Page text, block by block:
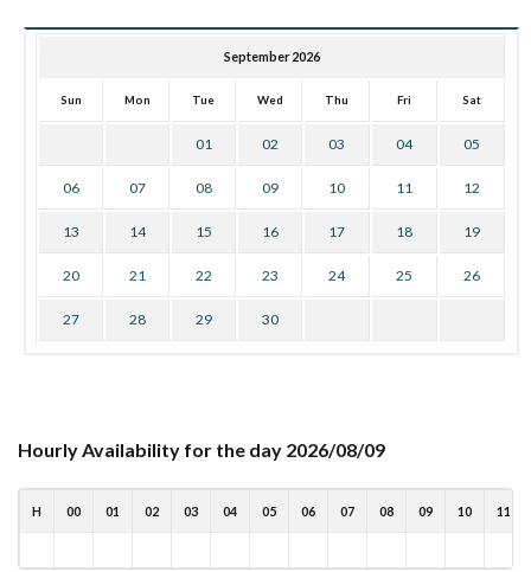
September 2026
Sun Mon Tue Wed Thu Fri Sat
01 02 03 04 05
06 07 08 09 10 11 12
13 14 15 16 17 18 19
20 21 22 23 24 25 26
27 28 29 30
Hourly Availability for the day 2026/08/09
H 00 01 02 03 04 05 06 07 08 09 10 11